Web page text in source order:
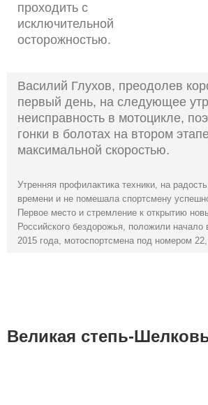
проходить с
исключительной
осторожностью.
Василий Глухов, преодолев
первый день, на следующее
неисправность в мотоцикле,
гонки в болотах на втором
максимальной скоростью.
Утренняя профилактика техники, на
времени и не помешала спортсмену
Первое место и стремление к открытию
Российского бездорожья, положили начало
2015 года, мотоспортсмена под номером
Великая степь-